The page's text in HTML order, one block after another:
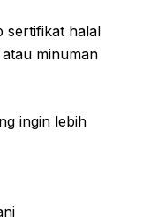
sertifikat halal
minuman
ingin lebih